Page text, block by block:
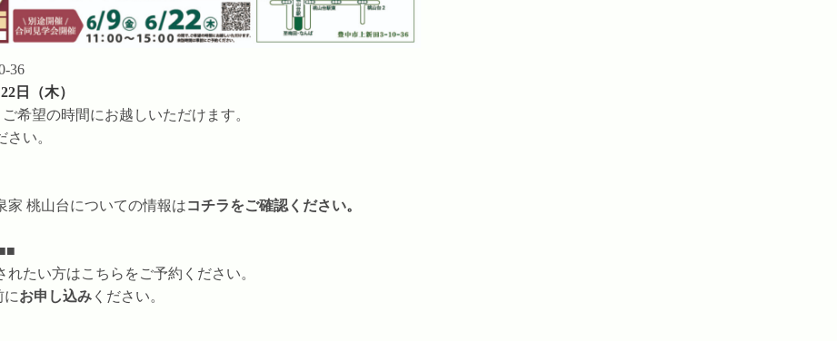
36
日（木）
希望の時間にお越しいただけます。
い。
家 桃山台についての情報はコチラをご確認ください。
たい方はこちらをご予約ください。
にお申し込み ください。